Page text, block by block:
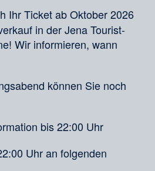
Ihr Ticket ab Oktober 2026
in der Jena Tourist-
Wir informieren, wann
können Sie noch
bis 22:00 Uhr
Uhr an folgenden